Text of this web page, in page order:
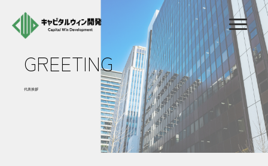
GREETING
代表挨拶